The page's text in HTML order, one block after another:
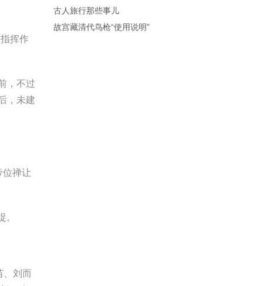
挥作
，不过
，未建
禅让
、刘而
古人旅行那些事儿
故宫藏清代鸟枪“使用说明”